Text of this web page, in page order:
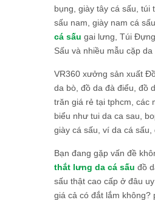
bụng, giày tây cá sấu, túi
sấu nam, giày nam cá
cá sấu gai lưng, Túi
Sấu và nhiều mẫu cặp da
VR360 xưởng sản xuất
da bò, đồ da đà điểu, đồ
trăn giá rẻ tại tphcm, các
biểu như tui da ca sau,
giày cá sấu, ví da cá sấu,
Bạn đang gặp vấn đề
thắt lưng da cá sấu đồ
sấu thật cao cấp ở đâu
giá cả có đắt lắm không?